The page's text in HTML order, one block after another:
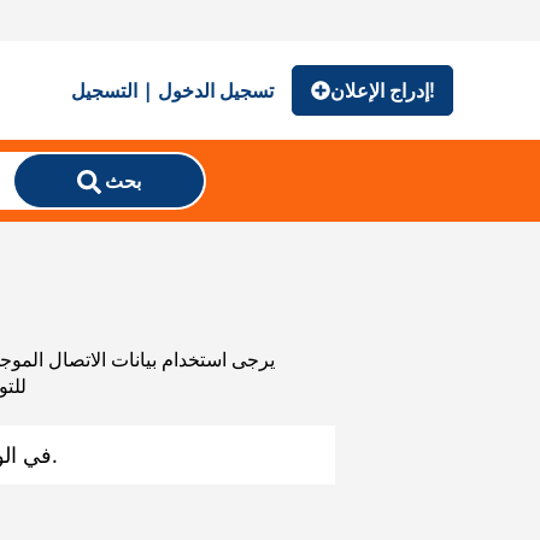
تسجيل الدخول | التسجيل إدراج الإعلان!
بحث
على Mascus في الوقت الحالي. قد تعجبك الخيارات البديلة أدناه.